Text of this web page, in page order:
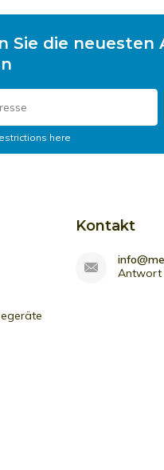
Sie die neuesten
here
Kontakt
Antwort